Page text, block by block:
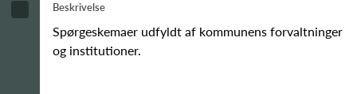
Beskrivelse
Spørgeskemaer udfyldt af kommunens forvaltninger
og institutioner.